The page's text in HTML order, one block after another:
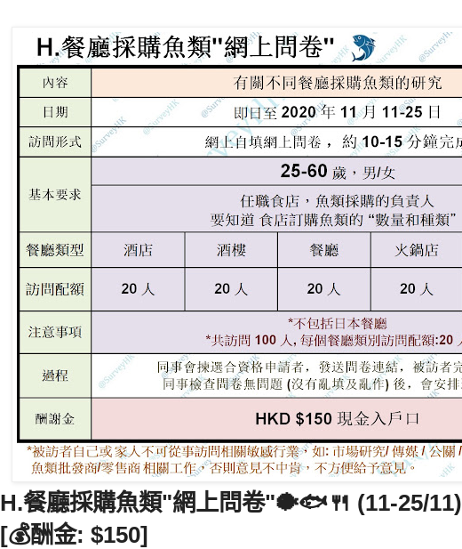
H.餐廳採購魚類"網上問卷"🐡🐟🍴 (11-25/11)
[💰酬金: $150]